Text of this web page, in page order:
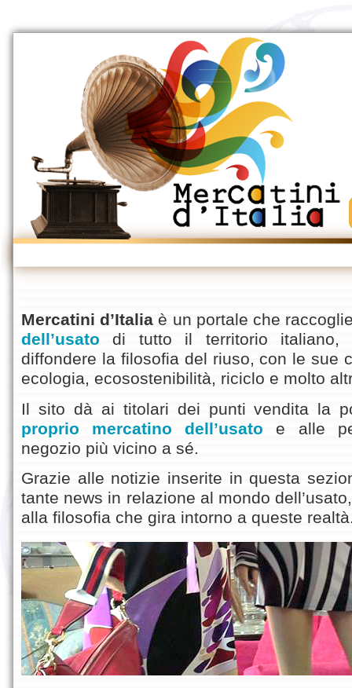
Mercatini d’Italia è un portale che
dell’usato di tutto il territorio italiano,
diffondere la filosofia del riuso, con le sue
ecologia, ecosostenibilità, riciclo e molto
Il sito dà ai titolari dei punti vendita la
proprio mercatino dell’usato e alle
negozio più vicino a sé.
Grazie alle notizie inserite in questa
tante news in relazione al mondo
alla filosofia che gira intorno a queste